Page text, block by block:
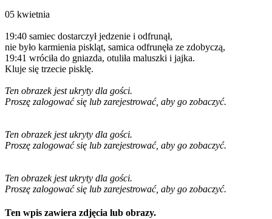
05 kwietnia
19:40 samiec dostarczył jedzenie i odfrunął,
nie było karmienia piskląt, samica odfrunęła ze zdobyczą,
19:41 wróciła do gniazda, otuliła maluszki i jajka.
Kluje się trzecie pisklę.
Ten obrazek jest ukryty dla gości.
Proszę zalogować się lub zarejestrować, aby go zobaczyć.
Ten obrazek jest ukryty dla gości.
Proszę zalogować się lub zarejestrować, aby go zobaczyć.
Ten obrazek jest ukryty dla gości.
Proszę zalogować się lub zarejestrować, aby go zobaczyć.
Ten wpis zawiera zdjęcia lub obrazy.